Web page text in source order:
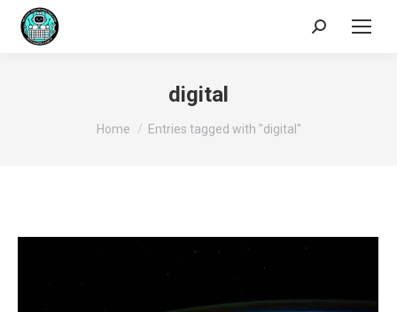
Search:
digital
You are here:
Home Entries tagged with "digital"